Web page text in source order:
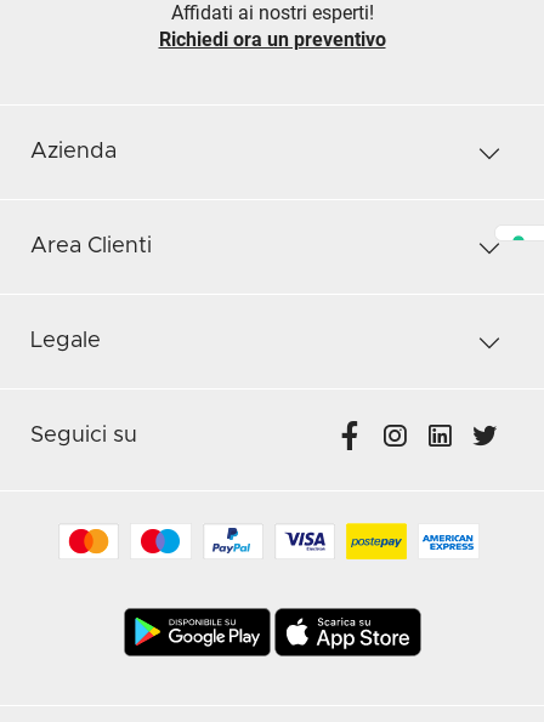
Affidati ai nostri esperti!
Richiedi ora un preventivo
Azienda
Area Clienti
Legale
Seguici su